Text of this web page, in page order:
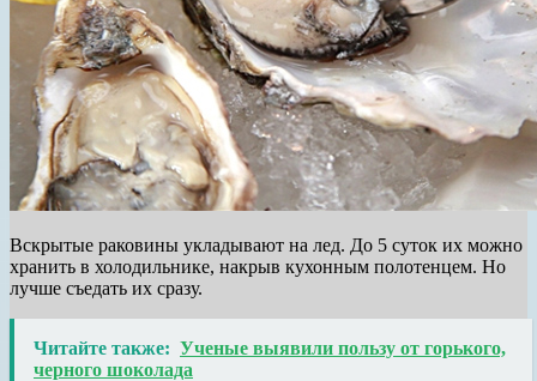
Вскрытые раковины укладывают на лед. До 5 суток их можно
хранить в холодильнике, накрыв кухонным полотенцем. Но
лучше съедать их сразу.
Читайте также: Ученые выявили пользу от горького,
черного шоколада